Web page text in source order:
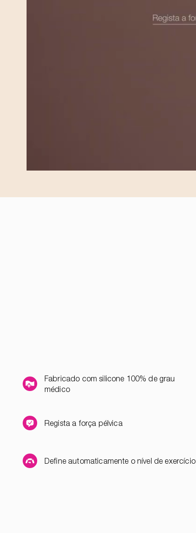
Fabricado com silicone 100% de grau
médico
Regista a força pélvica
Define automaticamente o nível de exercício